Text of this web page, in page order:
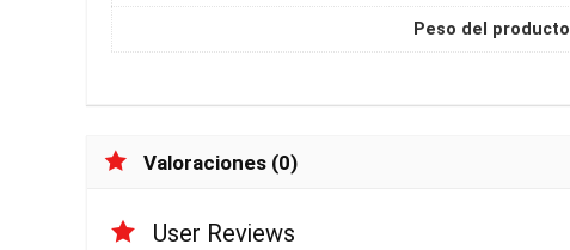
Peso del producto
Valoraciones (0)
User Reviews